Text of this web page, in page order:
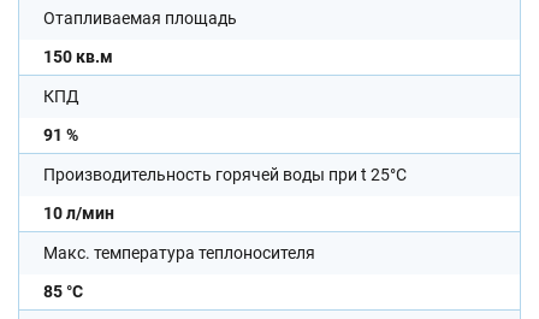
Отапливаемая площадь
150 кв.м
КПД
91 %
Производительность горячей воды при t 25°C
10 л/мин
Макс. температура теплоносителя
85 °С